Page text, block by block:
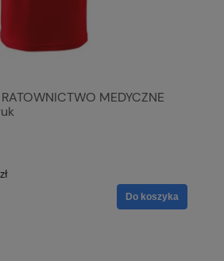
MEDYCZNE
Do koszyka